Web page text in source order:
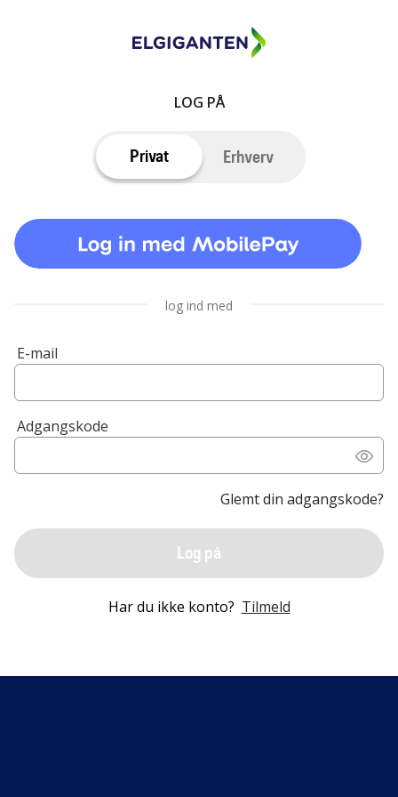
LOG PÅ
Privat Erhverv
log ind med
E-mail
Adgangskode
Glemt din adgangskode?
Log på
Har du ikke konto? Tilmeld